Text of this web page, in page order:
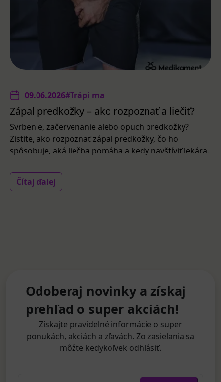
09.06.2026#Trápi ma
Zápal predkožky – ako rozpoznať a liečiť?
Svrbenie, začervenanie alebo opuch predkožky?
Zistite, ako rozpoznať zápal predkožky, čo ho
spôsobuje, aká liečba pomáha a kedy navštíviť lekára.
Čítaj ďalej
Odoberaj novinky a získaj
prehľad o super akciách!
Získajte pravidelné informácie o super
ponukách, akciách a zľavách. Zo zasielania sa
môžte kedykoľvek odhlásiť.